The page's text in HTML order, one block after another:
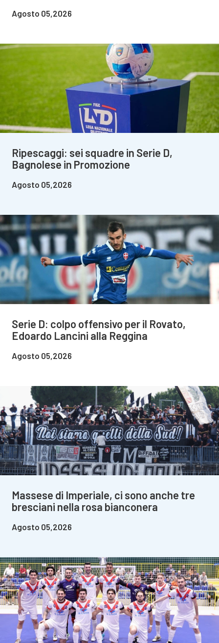
Agosto 05,2026
Ripescaggi: sei squadre in Serie D,
Bagnolese in Promozione
Agosto 05,2026
Serie D: colpo offensivo per il Rovato,
Edoardo Lancini alla Reggina
Agosto 05,2026
Massese di Imperiale, ci sono anche tre
bresciani nella rosa bianconera
Agosto 05,2026